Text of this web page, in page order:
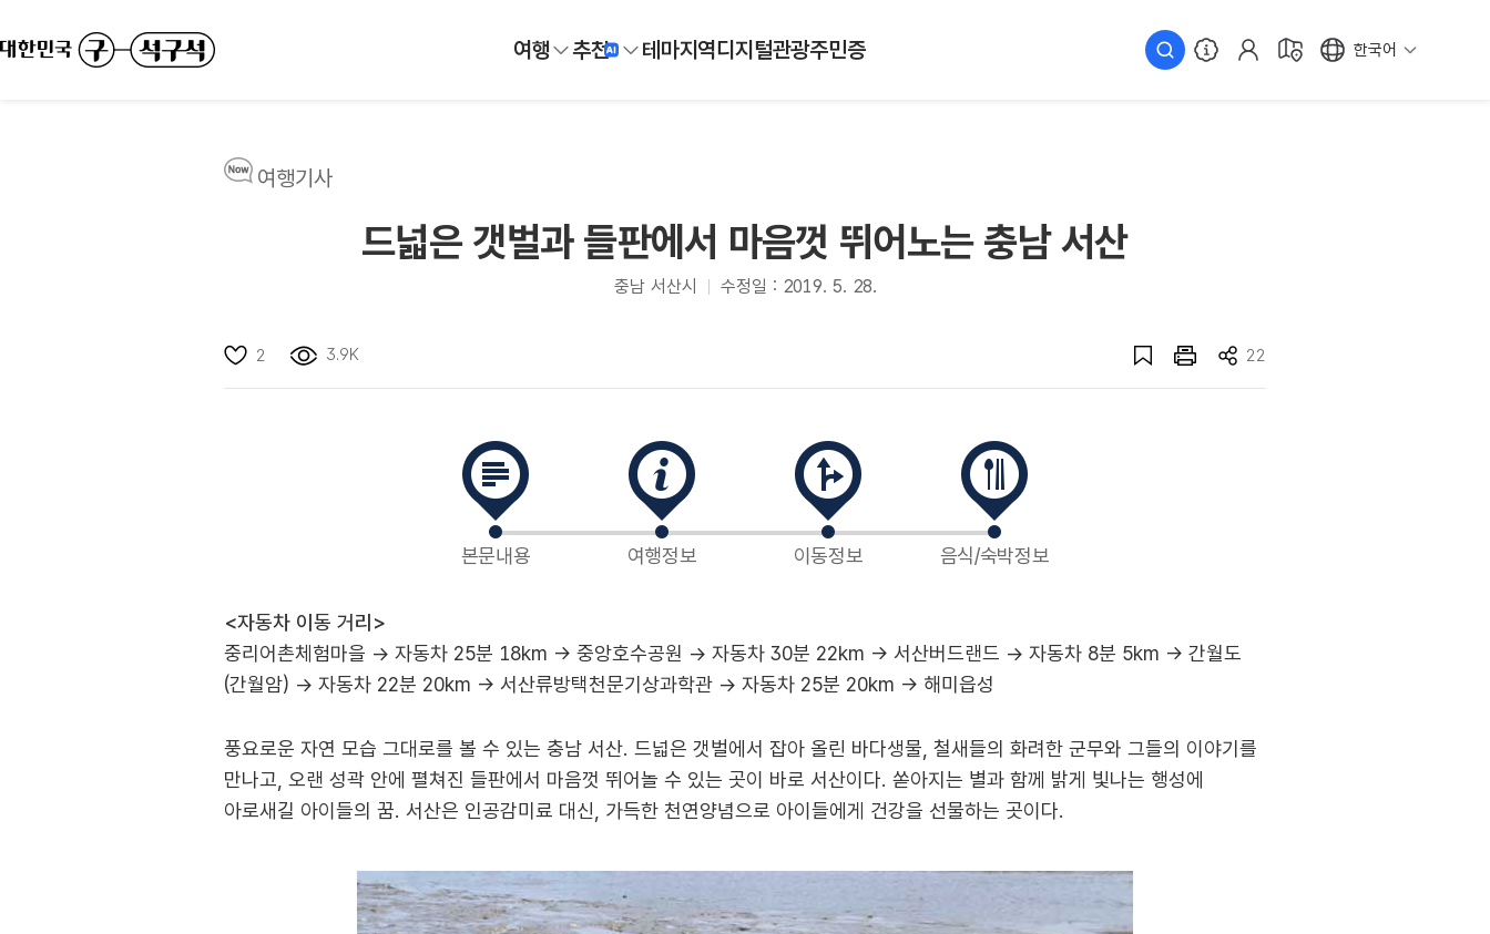
여행 추천 테마지역디지털관광주민증 한국어
여행기사
드넓은 갯벌과 들판에서 마음껏 뛰어노는 충남 서산
충남 서산시 수정일 : 2019. 5. 28.
2 3.9K 22
본문내용 여행정보 이동정보 음식/숙박정보
<자동차 이동 거리>
중리어촌체험마을 → 자동차 25분 18km → 중앙호수공원 → 자동차 30분 22km → 서산버드랜드 → 자동차 8분 5km → 간월도
(간월암) → 자동차 22분 20km → 서산류방택천문기상과학관 → 자동차 25분 20km → 해미읍성
풍요로운 자연 모습 그대로를 볼 수 있는 충남 서산. 드넓은 갯벌에서 잡아 올린 바다생물, 철새들의 화려한 군무와 그들의 이야기를
만나고, 오랜 성곽 안에 펼쳐진 들판에서 마음껏 뛰어놀 수 있는 곳이 바로 서산이다. 쏟아지는 별과 함께 밝게 빛나는 행성에
아로새길 아이들의 꿈. 서산은 인공감미료 대신, 가득한 천연양념으로 아이들에게 건강을 선물하는 곳이다.